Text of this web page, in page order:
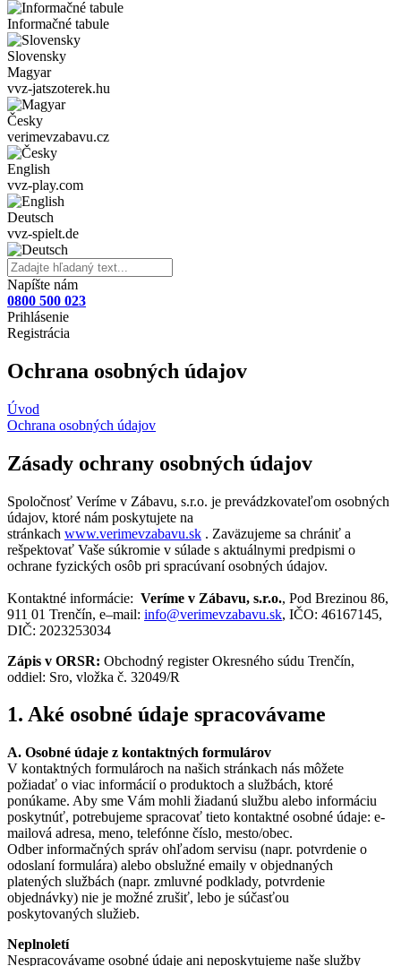
Informačné tabule
Slovensky
Magyar
vvz-jatszoterek.hu
Česky
verimevzabavu.cz
English
vvz-play.com
Deutsch
vvz-spielt.de
Napíšte nám
0800 500 023
Prihlásenie
Registrácia
Ochrana osobných údajov
Úvod
Ochrana osobných údajov
Zásady ochrany osobných údajov
Spoločnosť Veríme v Zábavu, s.r.o. je prevádzkovateľom osobných
údajov, ktoré nám poskytujete na
stránkach www.verimevzabavu.sk . Zaväzujeme sa chrániť a
rešpektovať Vaše súkromie v súlade s aktuálnymi predpismi o
ochrane fyzických osôb pri spracúvaní osobných údajov.
Kontaktné informácie: Veríme v Zábavu, s.r.o., Pod Brezinou 86,
911 01 Trenčín, e–mail: info@verimevzabavu.sk, IČO: 46167145,
DIČ: 2023253034
Zápis v ORSR: Obchodný register Okresného súdu Trenčín,
oddiel: Sro, vložka č. 32049/R
1. Aké osobné údaje spracovávame
A. Osobné údaje z kontaktných formulárov
V kontaktných formulároch na našich stránkach nás môžete
požiadať o viac informácií o produktoch a službách, ktoré
ponúkame. Aby sme Vám mohli žiadanú službu alebo informáciu
poskytnúť, potrebujeme spracovať tieto kontaktné osobné údaje: e-
mailová adresa, meno, telefónne číslo, mesto/obec.
Odber informačných správ ohľadom servisu (napr. potvrdenie o
odoslaní formulára) alebo obslužné emaily v objednaných
platených službách (napr. zmluvné podklady, potvrdenie
objednávky) nie je možné zrušiť, lebo je súčasťou
poskytovaných služieb.
Neplnoletí
Nespracovávame osobné údaje ani neposkytujeme naše služby